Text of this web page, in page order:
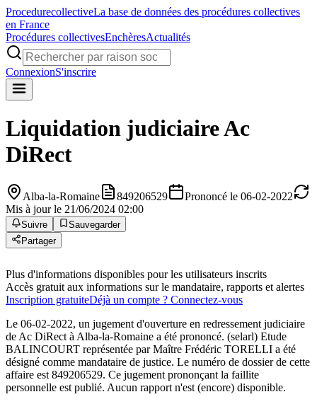
ProcedurecollectiveLa base de données des procédures collectives
en France
Procédures collectivesEnchèresActualités
ConnexionS'inscrire
Liquidation judiciaireAc
DiRect
Alba-la-Romaine 849206529
Prononcé le 06-02-2022
Mis à jour le 21/06/2024 02:00
Suivre
Sauvegarder
Partager
Plus d'informations disponibles pour les utilisateurs inscrits
Accès gratuit aux informations sur le mandataire, rapports et alertes
Inscription gratuiteDéjà un compte ? Connectez-vous
Le 06-02-2022, un jugement d'ouverture en redressement judiciaire
de Ac DiRect à Alba-la-Romaine a été prononcé. (selarl) Etude
BALINCOURT représentée par Maître Frédéric TORELLI a été
désigné comme mandataire de justice. Le numéro de dossier de cette
affaire est 849206529. Ce jugement prononçant la faillite
personnelle est publié. Aucun rapport n'est (encore) disponible.